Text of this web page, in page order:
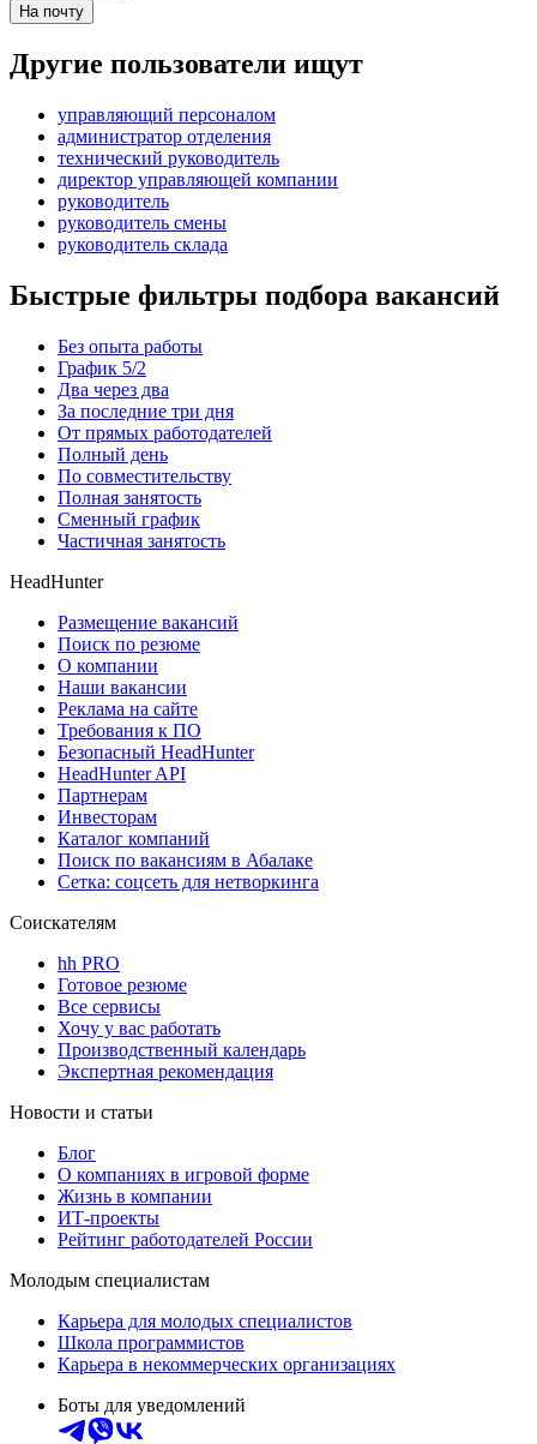
На почту
Другие пользователи ищут
управляющий персоналом
администратор отделения
технический руководитель
директор управляющей компании
руководитель
руководитель смены
руководитель склада
Быстрые фильтры подбора вакансий
Без опыта работы
График 5/2
Два через два
За последние три дня
От прямых работодателей
Полный день
По совместительству
Полная занятость
Сменный график
Частичная занятость
HeadHunter
Размещение вакансий
Поиск по резюме
О компании
Наши вакансии
Реклама на сайте
Требования к ПО
Безопасный HeadHunter
HeadHunter API
Партнерам
Инвесторам
Каталог компаний
Поиск по вакансиям в Абалаке
Сетка: соцсеть для нетворкинга
Соискателям
hh PRO
Готовое резюме
Все сервисы
Хочу у вас работать
Производственный календарь
Экспертная рекомендация
Новости и статьи
Блог
О компаниях в игровой форме
Жизнь в компании
ИТ-проекты
Рейтинг работодателей России
Молодым специалистам
Карьера для молодых специалистов
Школа программистов
Карьера в некоммерческих организациях
Боты для уведомлений